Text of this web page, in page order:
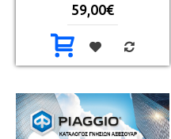
59,00€